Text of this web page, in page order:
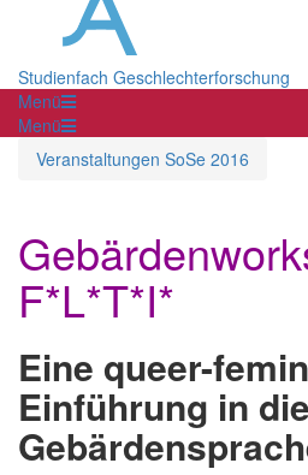
Studienfach Geschlechterforschung
Menü
Menü
Veranstaltungen SoSe 2016
F*L*T*I*
Eine queer-
Einführung in